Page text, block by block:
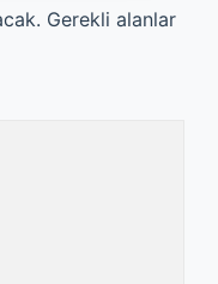
Gerekli alanlar